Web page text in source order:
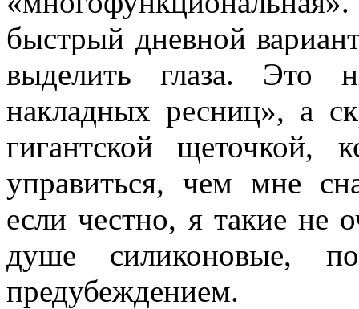
быстрый дневной
выделить глаза. Это
накладных ресниц», а
гигантской щеточкой,
управиться, чем мне
если честно, я такие
душе силиконовые,
предубеждением.